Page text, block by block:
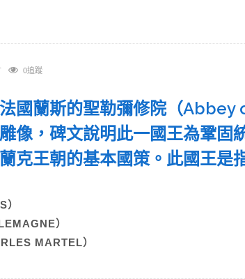
0追蹤
國蘭斯的聖勒彌修院（
像，碑文說明此一國王為鞏固
克王朝的基本國策。此國王是
）
）
MARTEL）